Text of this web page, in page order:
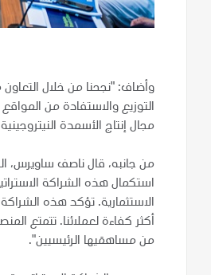
وأضاف: "نجحنا من خلال
التوزيع والاستفادة من
مجال إنتاج الأسمدة
من جانبه، قال ناصف ساويرس،
استكمال هذه الشراكة
الاستثمارية. تؤكد هذه
أكثر كفاءة لعملائنا. تتمتع
من مساهمَيها الرئيسيين".